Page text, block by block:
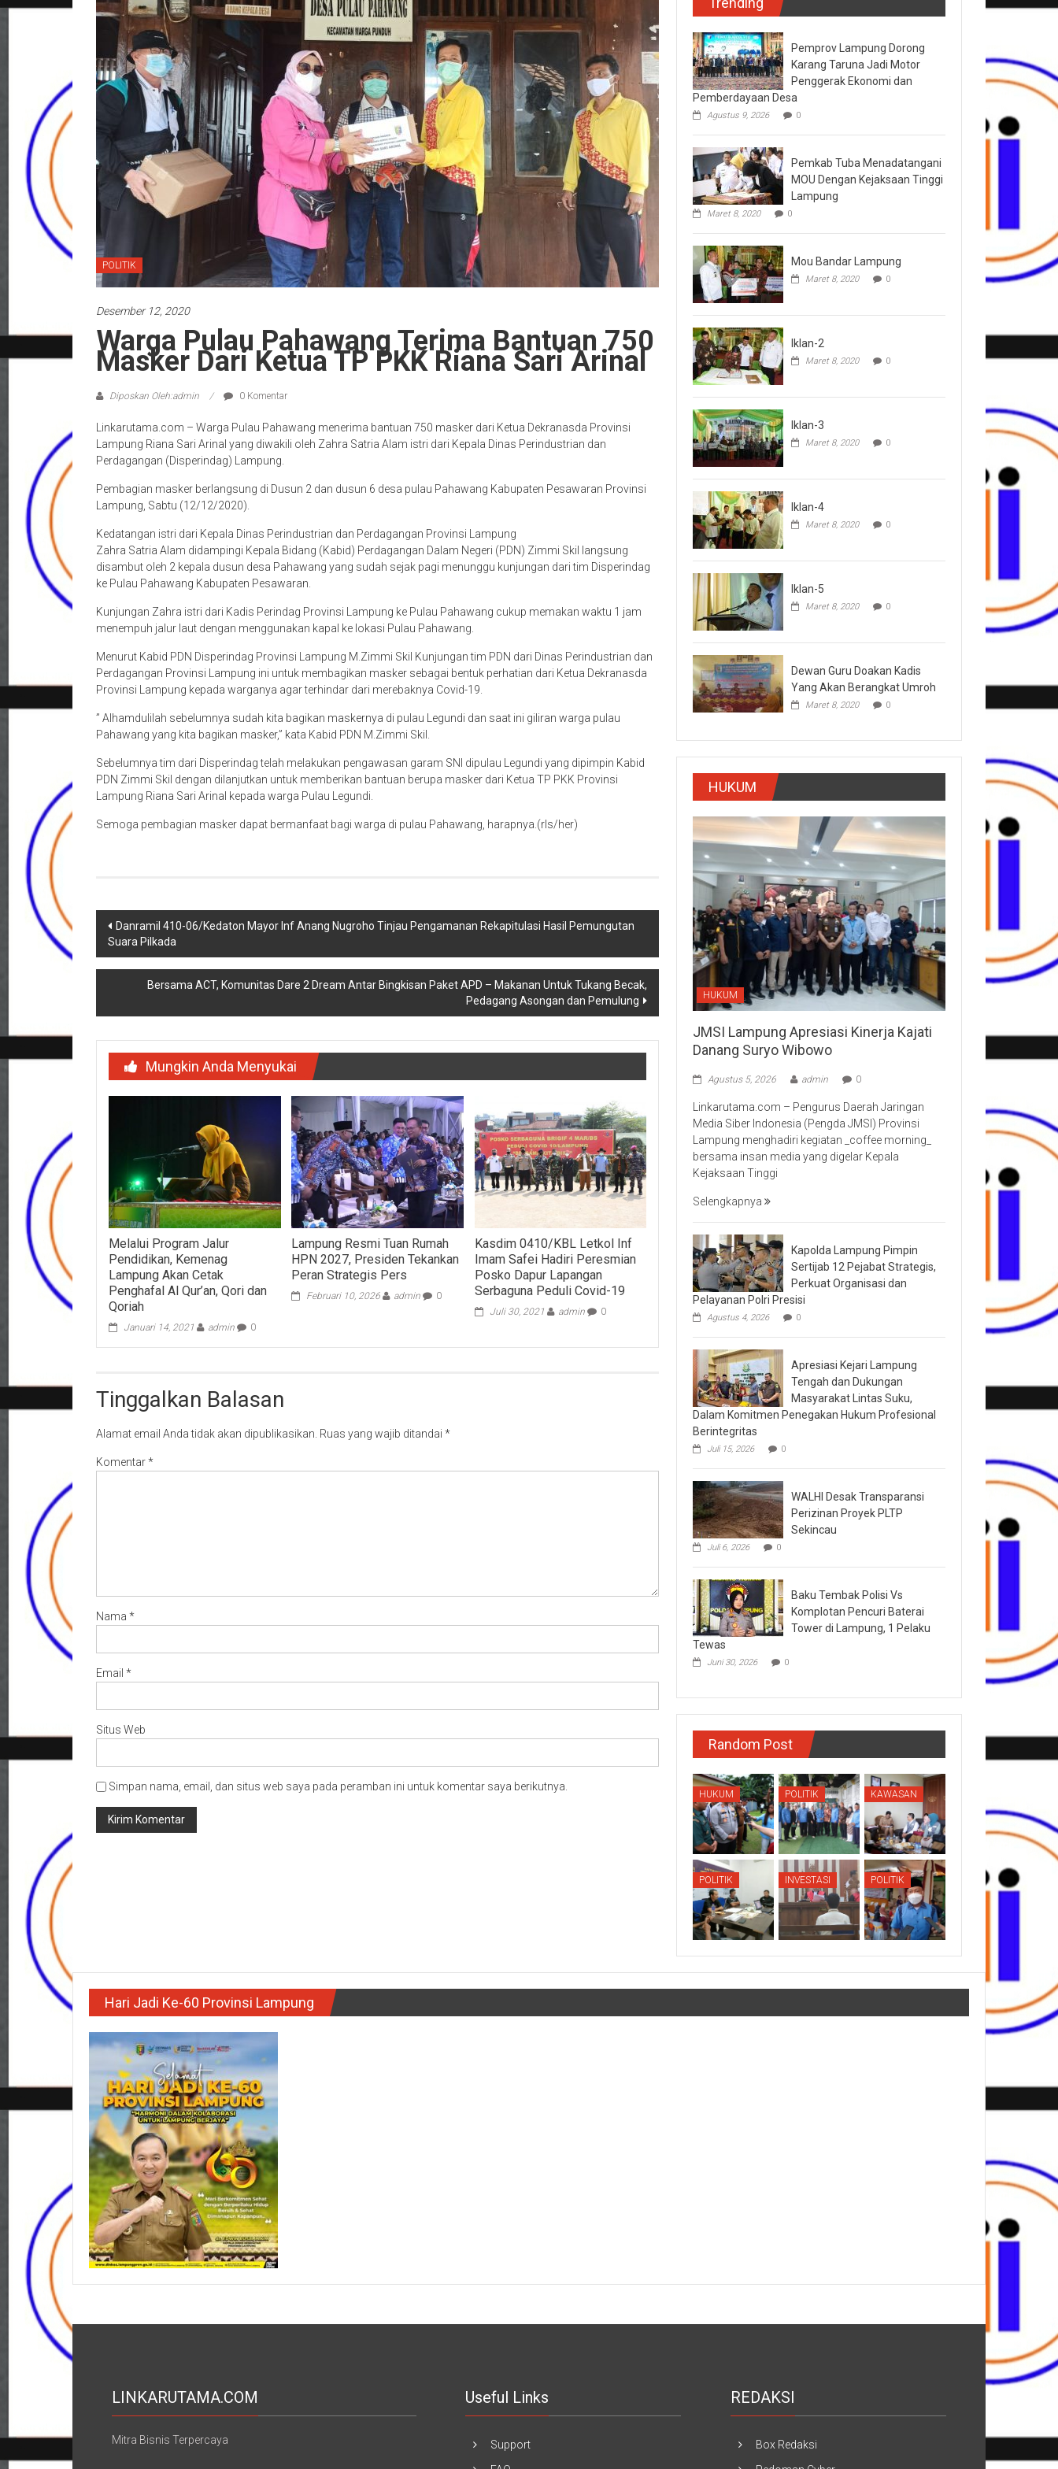
POLITIK
Desember 12, 2020
Warga Pulau Pahawang Terima Bantuan 750
Masker Dari Ketua TP PKK Riana Sari Arinal
Diposkan Oleh:admin 0 Komentar
Linkarutama.com – Warga Pulau Pahawang menerima bantuan 750 masker dari Ketua Dekranasda Provinsi
Lampung Riana Sari Arinal yang diwakili oleh Zahra Satria Alam istri dari Kepala Dinas Perindustrian dan
Perdagangan (Disperindag) Lampung.
Pembagian masker berlangsung di Dusun 2 dan dusun 6 desa pulau Pahawang Kabupaten Pesawaran Provinsi
Lampung, Sabtu (12/12/2020).
Kedatangan istri dari Kepala Dinas Perindustrian dan Perdagangan Provinsi Lampung
Zahra Satria Alam didampingi Kepala Bidang (Kabid) Perdagangan Dalam Negeri (PDN) Zimmi Skil langsung
disambut oleh 2 kepala dusun desa Pahawang yang sudah sejak pagi menunggu kunjungan dari tim Disperindag
ke Pulau Pahawang Kabupaten Pesawaran.
Kunjungan Zahra istri dari Kadis Perindag Provinsi Lampung ke Pulau Pahawang cukup memakan waktu 1 jam
menempuh jalur laut dengan menggunakan kapal ke lokasi Pulau Pahawang.
Menurut Kabid PDN Disperindag Provinsi Lampung M.Zimmi Skil Kunjungan tim PDN dari Dinas Perindustrian dan
Perdagangan Provinsi Lampung ini untuk membagikan masker sebagai bentuk perhatian dari Ketua Dekranasda
Provinsi Lampung kepada warganya agar terhindar dari merebaknya Covid-19.
” Alhamdulilah sebelumnya sudah kita bagikan maskernya di pulau Legundi dan saat ini giliran warga pulau
Pahawang yang kita bagikan masker,” kata Kabid PDN M.Zimmi Skil.
Sebelumnya tim dari Disperindag telah melakukan pengawasan garam SNI dipulau Legundi yang dipimpin Kabid
PDN Zimmi Skil dengan dilanjutkan untuk memberikan bantuan berupa masker dari Ketua TP PKK Provinsi
Lampung Riana Sari Arinal kepada warga Pulau Legundi.
Semoga pembagian masker dapat bermanfaat bagi warga di pulau Pahawang, harapnya.(rls/her)
Navigasi
pos
Danramil 410-06/Kedaton Mayor Inf Anang Nugroho Tinjau Pengamanan Rekapitulasi Hasil Pemungutan
Suara Pilkada
Bersama ACT, Komunitas Dare 2 Dream Antar Bingkisan Paket APD – Makanan Untuk Tukang Becak,
Pedagang Asongan dan Pemulung
Mungkin Anda Menyukai
Melalui Program Jalur
Pendidikan, Kemenag
Lampung Akan Cetak
Penghafal Al Qur’an, Qori dan
Qoriah
Januari 14, 2021 admin 0
Lampung Resmi Tuan Rumah
HPN 2027, Presiden Tekankan
Peran Strategis Pers
Februari 10, 2026 admin 0
Kasdim 0410/KBL Letkol Inf
Imam Safei Hadiri Peresmian
Posko Dapur Lapangan
Serbaguna Peduli Covid-19
Juli 30, 2021 admin 0
Tinggalkan Balasan
Alamat email Anda tidak akan dipublikasikan. Ruas yang wajib ditandai *
Komentar*
Nama *
Email *
Situs Web
Simpan nama, email, dan situs web saya pada peramban ini untuk komentar saya berikutnya.
Pemprov Lampung Dorong
Karang Taruna Jadi Motor
Penggerak Ekonomi dan
Pemberdayaan Desa
Agustus 9, 2026 0
Pemkab Tuba Menadatangani
MOU Dengan Kejaksaan Tinggi
Lampung
Maret 8, 2020 0
Mou Bandar Lampung
Maret 8, 2020 0
Iklan-2
Maret 8, 2020 0
Iklan-3
Maret 8, 2020 0
Iklan-4
Maret 8, 2020 0
Iklan-5
Maret 8, 2020 0
Dewan Guru Doakan Kadis
Yang Akan Berangkat Umroh
Maret 8, 2020 0
HUKUM
HUKUM
JMSI Lampung Apresiasi Kinerja Kajati
Danang Suryo Wibowo
Agustus 5, 2026 admin 0
Linkarutama.com – Pengurus Daerah Jaringan
Media Siber Indonesia (Pengda JMSI) Provinsi
Lampung menghadiri kegiatan _coffee morning_
bersama insan media yang digelar Kepala
Kejaksaan Tinggi
Selengkapnya
Kapolda Lampung Pimpin
Sertijab 12 Pejabat Strategis,
Perkuat Organisasi dan
Pelayanan Polri Presisi
Agustus 4, 2026 0
Apresiasi Kejari Lampung
Tengah dan Dukungan
Masyarakat Lintas Suku,
Dalam Komitmen Penegakan Hukum Profesional
Berintegritas
Juli 15, 2026 0
WALHI Desak Transparansi
Perizinan Proyek PLTP
Sekincau
Juli 6, 2026 0
Baku Tembak Polisi Vs
Komplotan Pencuri Baterai
Tower di Lampung, 1 Pelaku
Tewas
Juni 30, 2026 0
Random Post
HUKUM POLITIK KAWASAN
POLITIK INVESTASI POLITIK
Hari Jadi Ke-60 Provinsi Lampung
LINKARUTAMA.COM
Mitra Bisnis Terpercaya
Useful Links
Support
REDAKSI
Box Redaksi